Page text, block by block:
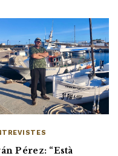
Pérez: “Està